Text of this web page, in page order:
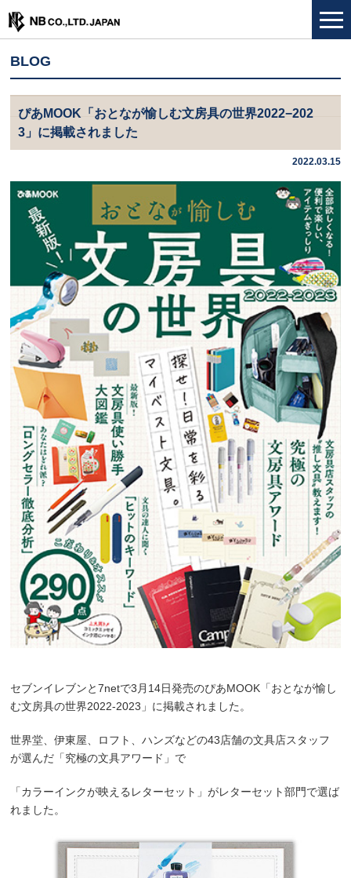
BLOG
ぴあMOOK「おとなが愉しむ文房具の世界2022−202
3」に掲載されました
2022.03.15
セブンイレブンと7netで3月14日発売のぴあMOOK「おとなが愉し
む文房具の世界2022-2023」に掲載されました。
世界堂、伊東屋、ロフト、ハンズなどの43店舗の文具店スタッフ
が選んだ「究極の文具アワード」で
「カラーインクが映えるレターセット」がレターセット部門で選ば
れました。